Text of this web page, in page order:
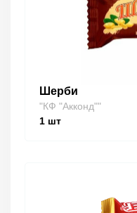
Шерби
"КФ "Акконд""
1 шт